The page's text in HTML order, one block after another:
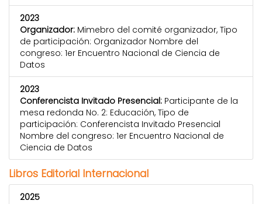
2023
Organizador: Mimebro del comité organizador, Tipo
de participación: Organizador Nombre del
congreso: 1er Encuentro Nacional de Ciencia de
Datos
2023
Conferencista Invitado Presencial: Participante de la
mesa redonda No. 2: Educación, Tipo de
participación: Conferencista Invitado Presencial
Nombre del congreso: 1er Encuentro Nacional de
Ciencia de Datos
Libros Editorial Internacional
2025